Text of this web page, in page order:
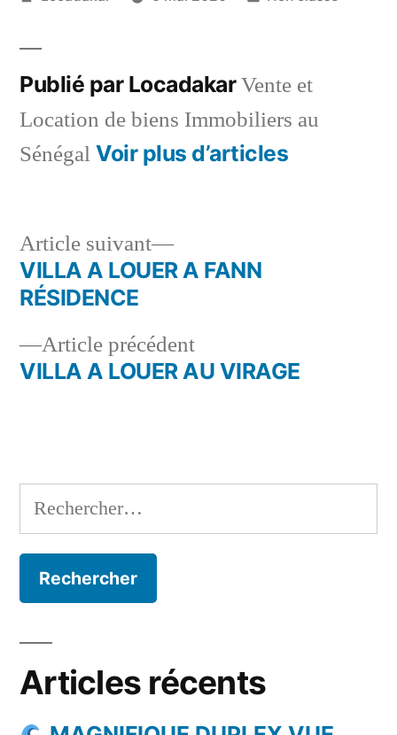
Publié par LocadakarVente et
Location de biens Immobiliers au
Sénégal Voir plus d’articles
Navigation
l’article
Article précédentArticle
précédent :
VILLA A LOUER AU VIRAGE
Article suivant
Article
suivant :
VILLA A LOUER A FANN
RÉSIDENCE
Rechercher :
Articles récents